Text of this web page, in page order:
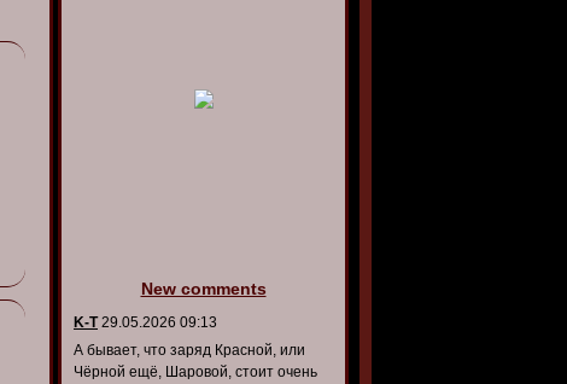
New comments
K-T29.05.2026 09:13
А бывает, что заряд Красной, или
Чёрной ещё, Шаровой, стоит очень